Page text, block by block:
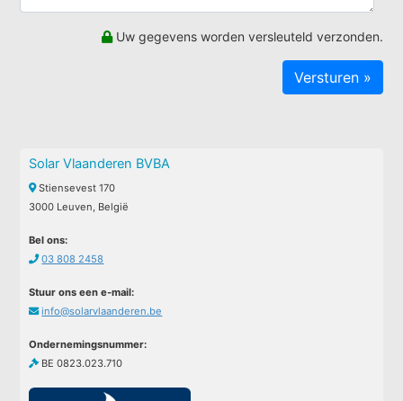
Uw gegevens worden versleuteld verzonden.
Solar Vlaanderen BVBA
Stiensevest 170
3000 Leuven, België
Bel ons:
03 808 2458
Stuur ons een e-mail:
info@solarvlaanderen.be
Ondernemingsnummer:
BE 0823.023.710